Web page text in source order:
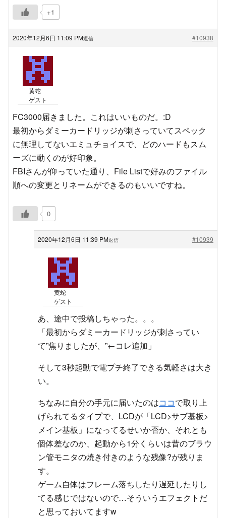
+1
2020年12月6日 11:09 PM #10938
返信
黄蛇
ゲスト
FC3000届きました。これはいいものだ。:D
最初からダミーカードリッジが刺さっていてスペック
に無理してないエミュチョイスで、どのハードもスム
ーズに動くのが好印象。
FBIさんが仰っていた通り、File Listで好みのファイル
順への変更とリネームができるのもいいですね。
0
2020年12月6日 11:39 PM #10939
返信
黄蛇
ゲスト
あ、途中で投稿しちゃった。。。
「最初からダミーカードリッジが刺さってい
て”焦りましたが、”←コレ追加」
そして3秒起動で電プチ終了できる気軽さは大き
い。
ちなみに自分の手元に届いたのはココで取り上
げられてるタイプで、LCDが「LCD>サブ基板>
メイン基板」になってるせいか否か、それとも
個体差なのか、起動から1分くらいは昔のブラウ
ン管モニタの焼き付きのような残像?が残りま
す。
ゲーム自体はフレーム落ちしたり遅延したりし
てる感じではないので…そういうエフェクトだ
と思っておいてますw